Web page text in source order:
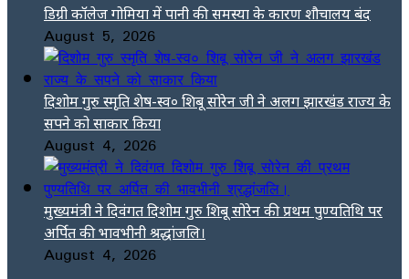
डिग्री कॉलेज गोमिया में पानी की समस्या के कारण शौचालय बंद
August 5, 2026
दिशोम गुरु स्मृति शेष-स्व० शिबू सोरेन जी ने अलग झारखंड राज्य के
सपने को साकार किया
August 4, 2026
मुख्यमंत्री ने दिवंगत दिशोम गुरु शिबू सोरेन की प्रथम पुण्यतिथि पर
अर्पित की भावभीनी श्रद्धांजलि।
August 4, 2026